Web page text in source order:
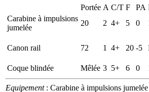
Portée A C/T F PA
Carabine à impulsions
jumelée
20 2 4+ 5 0
Canon rail 72 1 4+ 20 -5
Coque blindée
Mêlée 3 5+ 6 0
Equipement: Carabine à impulsions